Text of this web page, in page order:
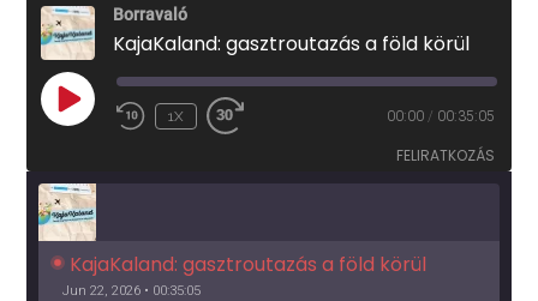
Borravaló
KajaKaland: gasztroutazás a föld körül
PLAY
EPISODE
1X 00:00 / 00:35:05
FELIRATKOZÁS
KajaKaland: gasztroutazás a föld körül
Jun 22, 2026 • 00:35:05